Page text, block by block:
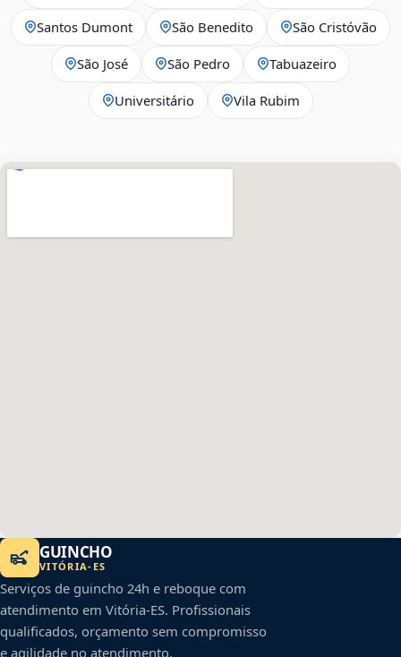
Santos Dumont São Benedito São Cristóvão
São José São Pedro Tabuazeiro
Universitário Vila Rubim
GUINCHO
VITÓRIA- ES
Serviços de guincho 24h e reboque com
atendimento em Vitória-ES. Profissionais
qualificados, orçamento sem compromisso
e agilidade no atendimento.